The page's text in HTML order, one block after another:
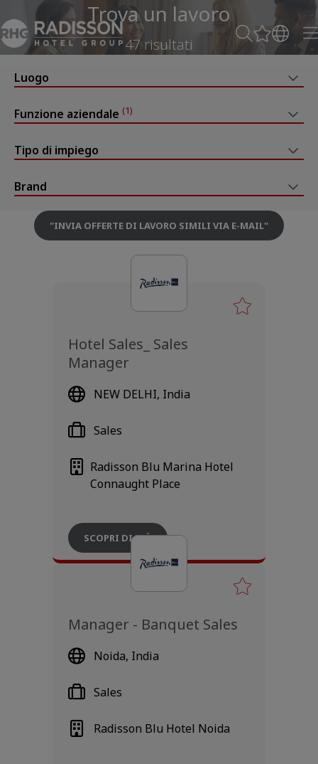
Trova un lavoro
47 risultati
Luogo
Funzione aziendale (1)
Tipo di impiego
Brand
"INVIA OFFERTE DI LAVORO SIMILI VIA E-MAIL"
Hotel Sales_ Sales
Manager
NEW DELHI, India
Radisson Blu Marina Hotel
Connaught Place
Sales
SCOPRI DI PIÙ
Manager - Banquet Sales
Noida, India
Radisson Blu Hotel Noida
Sales